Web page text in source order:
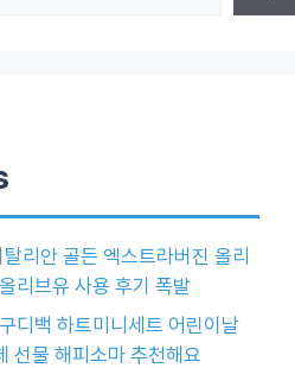
리안 골든 엑스트라버진 올리
리브유 사용 후기 폭발
디백 하트미니세트 어린이날
선물 해피소마 추천해요